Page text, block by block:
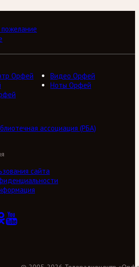
Орфей
Видео Орфей
Ноты Орфей
ассоциация (РБА)
сайта